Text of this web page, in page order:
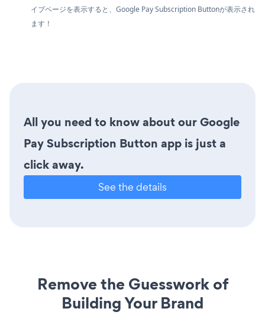
イブページを表示すると、Google Pay Subscription Buttonが表示され
ます！
All you need to know about our Google
Pay Subscription Button app is just a
click away.
See the details
Remove the Guesswork of
Building Your Brand